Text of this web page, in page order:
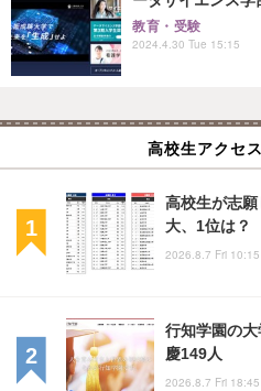
教育・受験
2024.4.30 Tue 15:15
高校生アクセ
高校生が志
大、1位は？
2026.8.7 Fri 10:15
行知学園の
慶149人
2026.8.7 Fri 18:45